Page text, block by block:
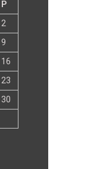
P
2
9
16
23
30